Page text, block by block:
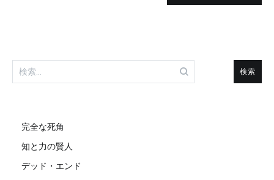
検
索:
完全な死角
知と力の賢人
デッド・エンド